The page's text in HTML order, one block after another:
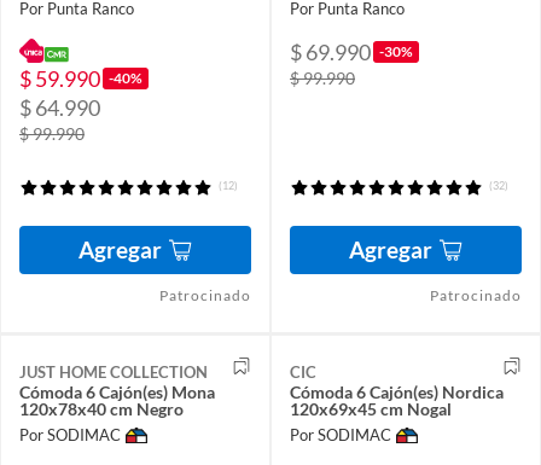
Por Punta Ranco
$ 59.990 -40%
$ 64.990
$ 99.990
(12)
Agregar
Patrocinado
Por Punta Ranco
$ 69.990 -30%
$ 99.990
(32)
Agregar
Patrocinado
JUST HOME COLLECTION
Cómoda 6 Cajón(es) Mona
120x78x40 cm Negro
Por SODIMAC
CIC
Cómoda 6 Cajón(es) Nordica
120x69x45 cm Nogal
Por SODIMAC